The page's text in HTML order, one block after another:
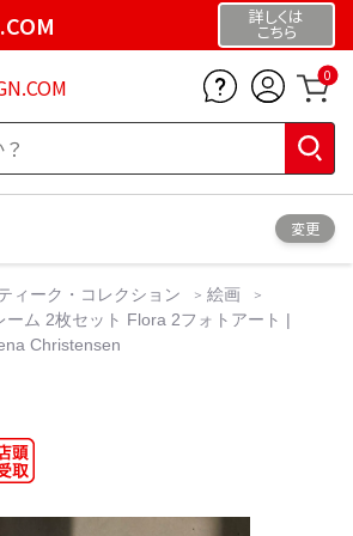
詳しくは
こちら
0
変更
ィーク・コレクション
絵画
ーム 2枚セット Flora 2フォトアート |
Christensen